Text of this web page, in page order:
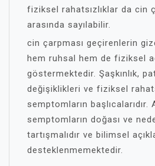
fiziksel rahatsızlıklar da cin
arasında sayılabilir.
cin çarpması geçirenlerin
hem ruhsal hem de fiziksel
göstermektedir. Şaşkınlık,
değişiklikleri ve fiziksel
semptomların başlıcalarıdır.
semptomların doğası ve
tartışmalıdır ve bilimsel
desteklenmemektedir.